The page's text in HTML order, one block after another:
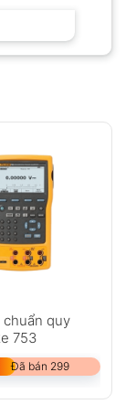
chuẩn quy
753
Đã bán 299